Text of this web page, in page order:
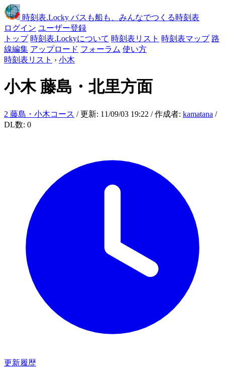
時刻表.Locky バスも船も、みんなでつくる時刻表
ログイン ユーザー登録
トップ 時刻表.Lockyについて 時刻表リスト 時刻表マップ 路
線編集 アップロード フォーラム 使い方
時刻表リスト › 小木
小木藤島・北里方面
2 藤島・小木コース / 更新: 11/09/03 19:22 / 作成者: kamatana /
DL数: 0
更新履歴